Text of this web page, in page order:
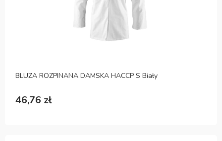
BLUZA ROZPINANA DAMSKA HACCP S Biały
46,76 zł